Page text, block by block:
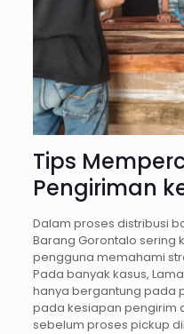
Tips
Pengiriman
Dalam proses distribusi
Barang Gorontalo sering
pengguna memahami
Pada banyak kasus,
hanya bergantung pada
pada kesiapan pengirim
sebelum proses pickup